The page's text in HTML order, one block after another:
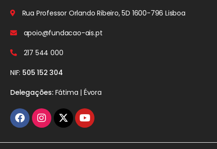
Rua Professor Orlando Ribeiro, 5D 1600-796 Lisboa
apoio@fundacao-ais.pt
217 544 000
NIF: 505 152 304
Delegações:Fátima | Évora